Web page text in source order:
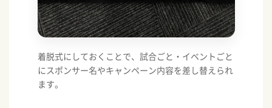
着脱式にしておくことで、試合ごと・イベントごと
にスポンサー名やキャンペーン内容を差し替えられ
ます。